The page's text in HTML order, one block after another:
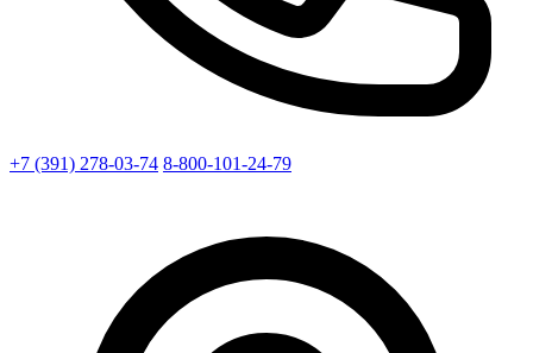
+7 (391) 278-03-74 8-800-101-24-79